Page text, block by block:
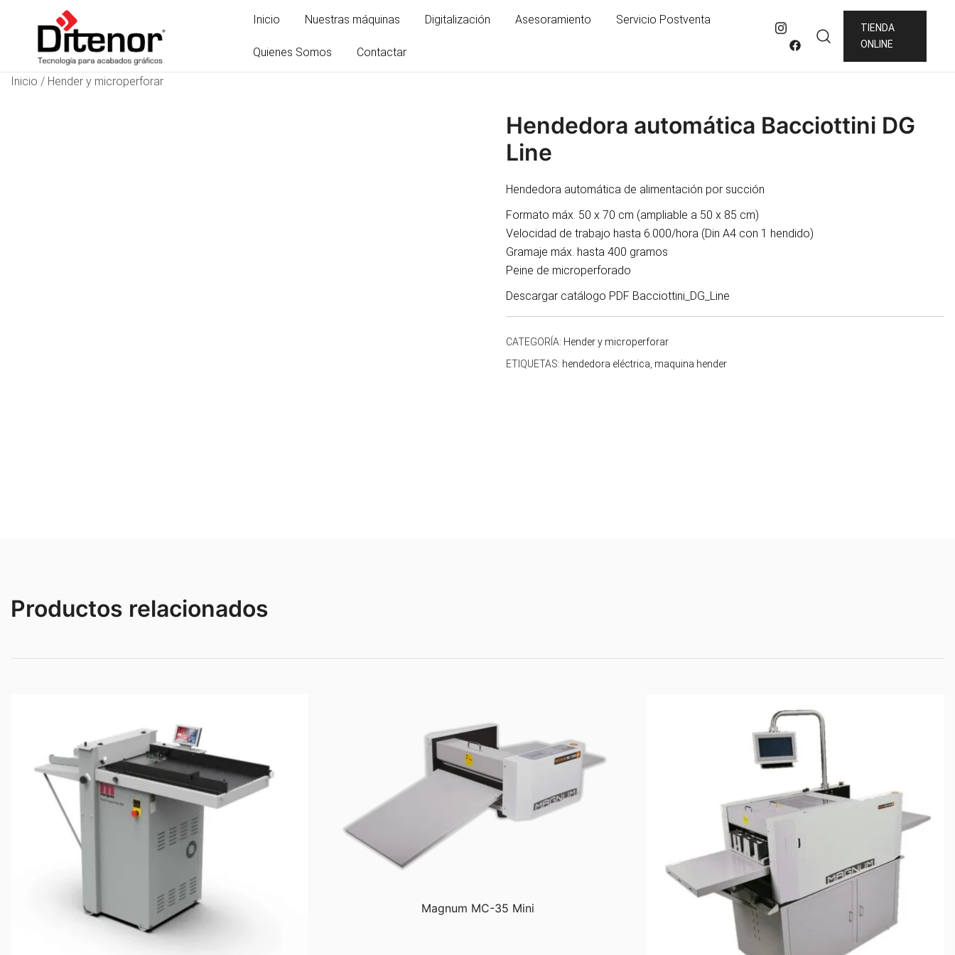
Ditenor
Tecnología para acabados gráficos
Inicio Nuestras máquinas Digitalización Asesoramiento Servicio Postventa
Quienes Somos Contactar
TIENDA
ONLINE
Inicio / Hender y microperforar
Hendedora automática Bacciottini DG
Line
Hendedora automática de alimentación por succión
Formato máx. 50 x 70 cm (ampliable a 50 x 85 cm)
Velocidad de trabajo hasta 6.000/hora (Din A4 con 1 hendido)
Gramaje máx. hasta 400 gramos
Peine de microperforado
Descargar catálogo PDF Bacciottini_DG_Line
CATEGORÍA: Hender y microperforar
ETIQUETAS: hendedora eléctrica maquina hender
Productos relacionados
Magnum MC-35 Mini